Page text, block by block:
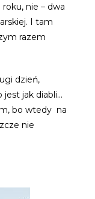
roku, nie – dwa
I tam
razem
dzień,
jest jak diabli…
bo wtedy na
nie